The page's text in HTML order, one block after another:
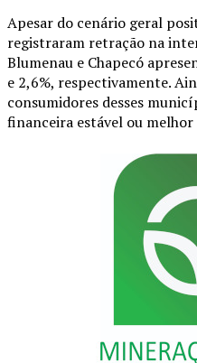
Apesar do cenário geral
registraram retração na
Blumenau e Chapecó
e 2,6%, respectivamente.
consumidores desses
financeira estável ou